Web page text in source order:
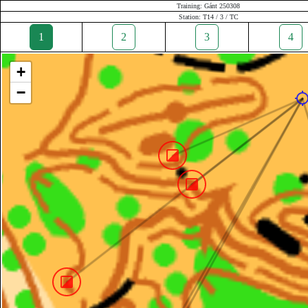
Training: Gánt 250308
Station: T14 / 3 / TC
1 2 3 4
+
−